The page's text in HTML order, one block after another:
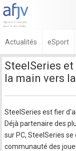
Actualités eSport
SteelSeries
la main vers
SteelSeries est fier
Déjà partenaire des
sur PC, SteelSeries
communauté des